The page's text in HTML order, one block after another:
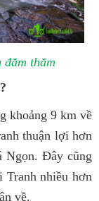
đằm thắm
khoảng 9 km về
thuận lợi hơn
Ngọn. Đây cũng
nhiều hơn
về.